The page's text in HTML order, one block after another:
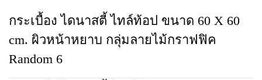
กระเบื้อง ไดนาสตี้ ไทล์ท้อป ขนาด 60 X 60
cm. ผิวหน้าหยาบ กลุ่มลายไม้กราฟฟิค
Random 6